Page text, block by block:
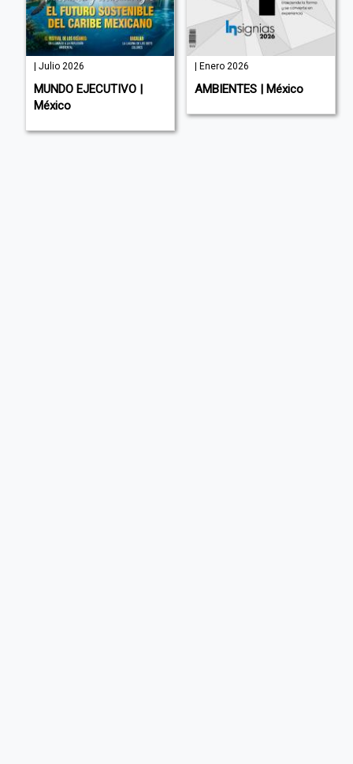
| Julio 2026
MUNDO EJECUTIVO |
México
| Enero 2026
AMBIENTES | México